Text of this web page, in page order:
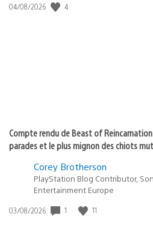
Date
04/08/2026 4
Compte rendu de Beast of
parades et le plus mignon des chiots
Corey Brotherson
PlayStation Blog Contributor,
Entertainment Europe
Date
03/08/2026 1 11